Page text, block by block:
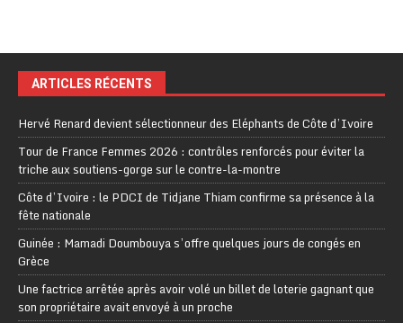
ARTICLES RÉCENTS
Hervé Renard devient sélectionneur des Eléphants de Côte d’Ivoire
Tour de France Femmes 2026 : contrôles renforcés pour éviter la
triche aux soutiens-gorge sur le contre-la-montre
Côte d’Ivoire : le PDCI de Tidjane Thiam confirme sa présence à la
fête nationale
Guinée : Mamadi Doumbouya s’offre quelques jours de congés en
Grèce
Une factrice arrêtée après avoir volé un billet de loterie gagnant que
son propriétaire avait envoyé à un proche